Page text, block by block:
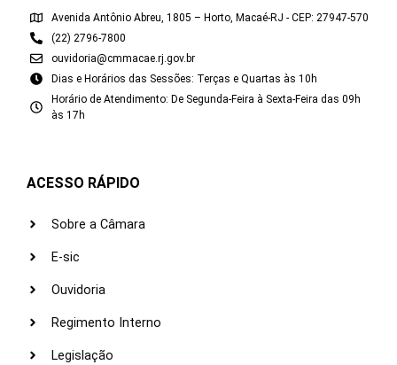
Avenida Antônio Abreu, 1805 – Horto, Macaé-RJ - CEP: 27947-570
(22) 2796-7800
ouvidoria@cmmacae.rj.gov.br
Dias e Horários das Sessões: Terças e Quartas às 10h
Horário de Atendimento: De Segunda-Feira à Sexta-Feira das 09h
às 17h
ACESSO RÁPIDO
Sobre a Câmara
E-sic
Ouvidoria
Regimento Interno
Legislação